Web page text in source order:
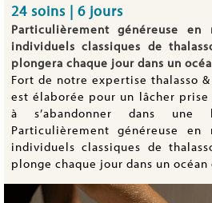
24 soins | 6 jours
Particulièrement généreuse en
individuels classiques de
plongera chaque jour dans un
Fort de notre expertise thalasso
est élaborée pour un lâcher
à s’abandonner dans
Particulièrement généreuse en
individuels classiques de
plonge chaque jour dans un